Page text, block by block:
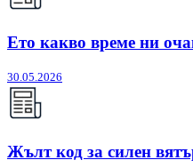
Ето какво време ни
30.05.2026
Жълт код за силен